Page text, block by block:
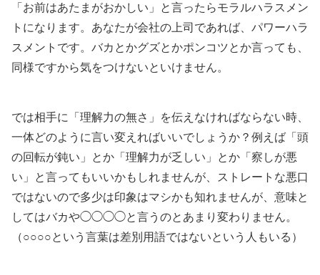
「お前はあたまがおかしい」と言ったらモラルハラスメン
トになります。あなたが会社の上司であれば、パワーハラ
スメントです。バカとかグズとかポンコツとか言っても、
同様ですから気をつけないといけません。
では相手に「理解力の無さ」を伝えなければならない時、
一体どのように言い変えればいいでしょうか？例えば「頭
の回転が鈍い」とか「理解力が乏しい」とか「察しが悪
い」と言ってもいいかもしれませんが、ストレートな悪口
ではないので多少は印象はマシかも知れませんが、意味と
してはバカや◯◯◯◯と言うのとあまり変わりません。
（○○○○という言葉は差別用語ではないという人もいる）